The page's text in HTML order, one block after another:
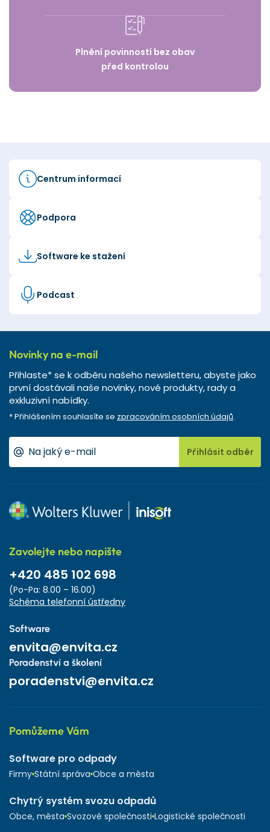
Plnění povinností bez obav
před kontrolou
Centrum informací
Podpora
Software ke stažení
Podcast
Novinky na e-mail
Přihlaste* se k odběru našeho newsletteru, abyste jako
první dostávali naše novinky, nové produkty, rady a
exkluzivní nabídky.
* Přihlášením souhlasíte se zpracováním osobních údajů.
Přihlásit odběr
Zavolejte nebo napište
+420 485 102 698
(Po-Pa: 8.00 – 16.00)
Schéma telefonní ústředny
Software
envita@envita.cz
Poradenství a školení
poradenstvi@envita.cz
Pomůžeme Vám
Software pro odpady
Firmy Státní správa Obce a města
Chytrý systém svozu odpadů
Obce, města Svozové společnosti Logistické společnosti